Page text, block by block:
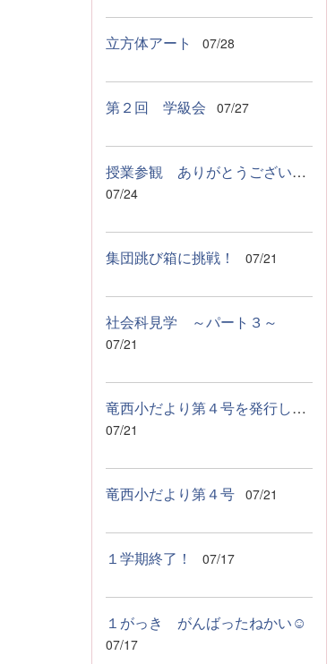
立方体アート 07/28
第２回 学級会 07/27
授業参観 ありがとうございましたっ！
07/24
集団跳び箱に挑戦！ 07/21
社会科見学 ～パート３～
07/21
竜西小だより第４号を発行しました！
07/21
竜西小だより第４号 07/21
１学期終了！ 07/17
１がっき がんばったねかい☺
07/17